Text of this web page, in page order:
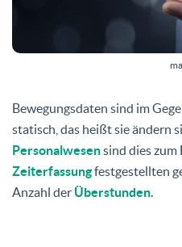
Bewegungsdaten sind im
statisch, das heißt sie ändern
Personalwesensind dies zum
Zeiterfassungfestgestellten
Anzahl der Überstunden.